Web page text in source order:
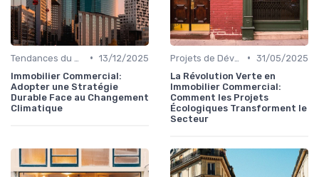
• 13/12/2025
Immobilier Commercial:
Adopter une Stratégie
Durable Face au Changement
Climatique
• 31/05/2025
La Révolution Verte en
Immobilier Commercial:
Comment les Projets
Écologiques Transforment le
Secteur